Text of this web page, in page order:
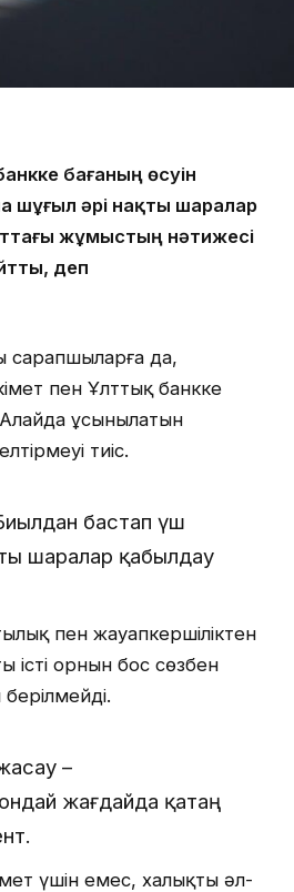
бағаның өсуін
шұғыл әрі нақты шаралар
жұмыстың нәтижесі
, деп
сарапшыларға да,
пен Ұлттық банкке
Алайда ұсынылатын
тиіс.
бастап үш
шаралар қабылдау
пен жауапкершіліктен
істің орнын бос сөзбен
–
жағдайда қатаң
үшін емес, халықтың әл-